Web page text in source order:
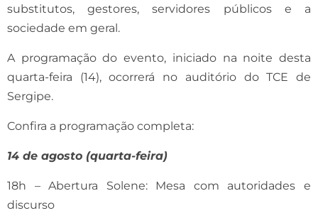
substitutos, gestores, servidores públicos e a
sociedade em geral.
A programação do evento, iniciado na noite desta
quarta-feira (14), ocorrerá no auditório do TCE de
Sergipe.
Confira a programação completa:
14 de agosto (quarta-feira)
18h – Abertura Solene: Mesa com autoridades e
discurso